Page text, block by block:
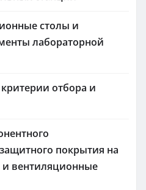
столы и
лабораторной
отбора и
покрытия на
и вентиляционные